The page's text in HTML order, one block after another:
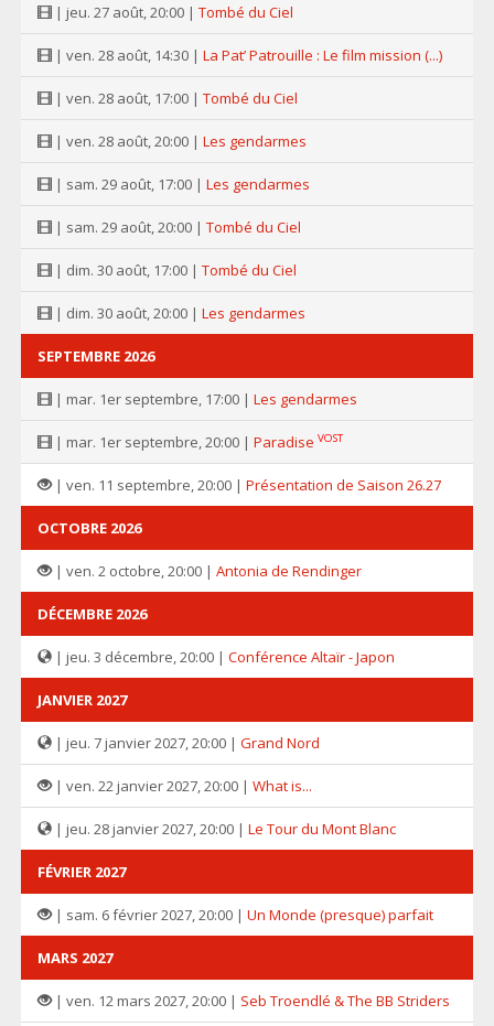
| jeu. 27 août, 20:00 | Tombé du Ciel
| ven. 28 août, 14:30 | La Pat’ Patrouille : Le film mission (...)
| ven. 28 août, 17:00 | Tombé du Ciel
| ven. 28 août, 20:00 | Les gendarmes
| sam. 29 août, 17:00 | Les gendarmes
| sam. 29 août, 20:00 | Tombé du Ciel
| dim. 30 août, 17:00 | Tombé du Ciel
| dim. 30 août, 20:00 | Les gendarmes
SEPTEMBRE 2026
| mar. 1er septembre, 17:00 | Les gendarmes
| mar. 1er septembre, 20:00 | Paradise VOST
| ven. 11 septembre, 20:00 | Présentation de Saison 26.27
OCTOBRE 2026
| ven. 2 octobre, 20:00 | Antonia de Rendinger
DÉCEMBRE 2026
| jeu. 3 décembre, 20:00 | Conférence Altaïr - Japon
JANVIER 2027
| jeu. 7 janvier 2027, 20:00 | Grand Nord
| ven. 22 janvier 2027, 20:00 | What is...
| jeu. 28 janvier 2027, 20:00 | Le Tour du Mont Blanc
FÉVRIER 2027
| sam. 6 février 2027, 20:00 | Un Monde (presque) parfait
MARS 2027
| ven. 12 mars 2027, 20:00 | Seb Troendlé & The BB Striders